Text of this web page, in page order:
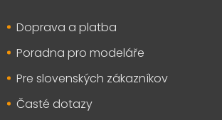
Doprava a platba
Poradna pro modeláře
Pre slovenských zákazníkov
Časté dotazy